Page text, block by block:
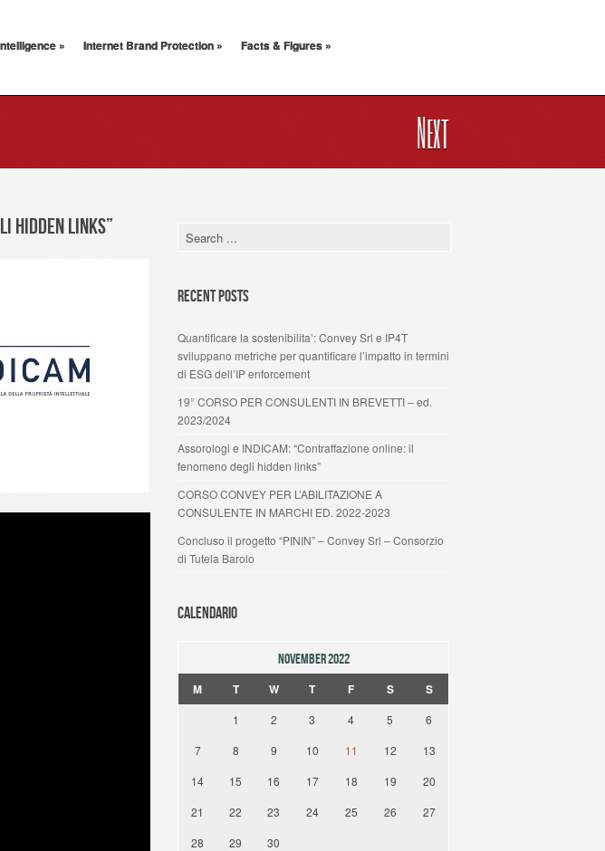
» Internet Brand Protection » Facts & Figures »
Next
hidden links”
Recent Posts
Quantificare la sostenibilita’: Convey Srl e IP4T
sviluppano metriche per quantificare l’impatto in termini
di ESG dell’IP enforcement
19° CORSO PER CONSULENTI IN BREVETTI – ed.
2023/2024
Assorologi e INDICAM: “Contraffazione online: il
fenomeno degli hidden links”
CORSO CONVEY PER L’ABILITAZIONE A
CONSULENTE IN MARCHI ED. 2022-2023
Concluso il progetto “PININ” – Convey Srl – Consorzio
di Tutela Barolo
Calendario
NOVEMBER 2022
M T W T F S S
1 2 3 4 5
6
7
8 9 10 11 12
13
14
15 16 17 18 19
20
21
22 23 24 25 26
27
28
29 30